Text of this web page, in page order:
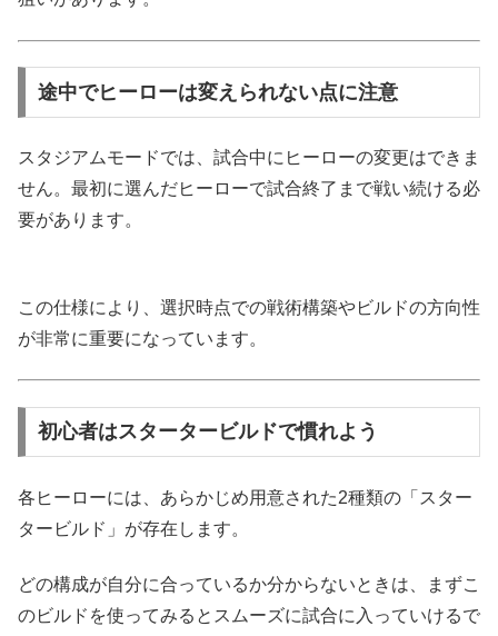
途中でヒーローは変えられない点に注意
スタジアムモードでは、試合中にヒーローの変更はできま
せん。最初に選んだヒーローで試合終了まで戦い続ける必
要があります。
この仕様により、選択時点での戦術構築やビルドの方向性
が非常に重要になっています。
初心者はスタータービルドで慣れよう
各ヒーローには、あらかじめ用意された2種類の「スター
タービルド」が存在します。
どの構成が自分に合っているか分からないときは、まずこ
のビルドを使ってみるとスムーズに試合に入っていけるで